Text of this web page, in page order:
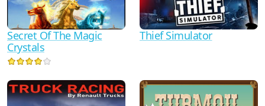
Secret Of The Magic
Crystals
Thief Simulator